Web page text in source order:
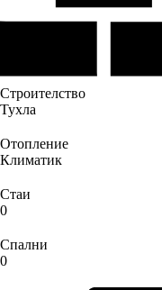
Строителство
Тухла
Отопление
Климатик
Стаи
0
Спални
0